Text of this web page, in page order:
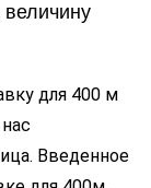
для 400 м
Введенное